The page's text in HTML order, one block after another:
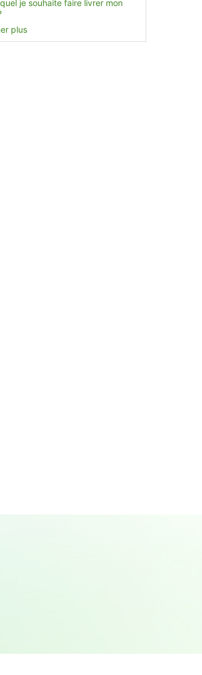
je souhaite faire livrer mon
plus